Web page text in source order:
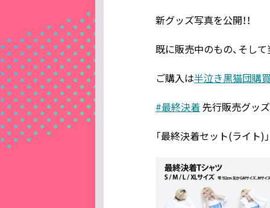
新グッズ写真を公開！！
既に販売中のもの、そして
ご購入は半泣き黒猫団購
#最終決着先行販売グッ
「最終決着セット(ライト)」